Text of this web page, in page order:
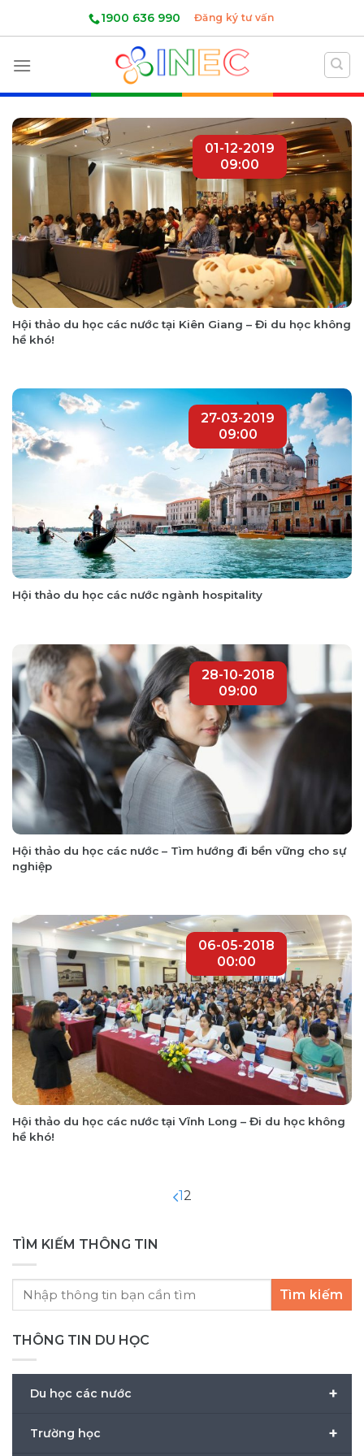
1900 636 990 Đăng ký tư vấn
Hội thảo du học các nước tại Kiên Giang – Đi du học không
hề khó!
01-12-2019
09:00
Hội thảo du học các nước ngành hospitality
27-03-2019
09:00
Hội thảo du học các nước – Tìm hướng đi bền vững cho sự
nghiệp
28-10-2018
09:00
Hội thảo du học các nước tại Vĩnh Long – Đi du học không
hề khó!
06-05-2018
00:00
1 2
TÌM KIẾM THÔNG TIN
Tìm kiếm
THÔNG TIN DU HỌC
+
Du học các nước
+
Trường học